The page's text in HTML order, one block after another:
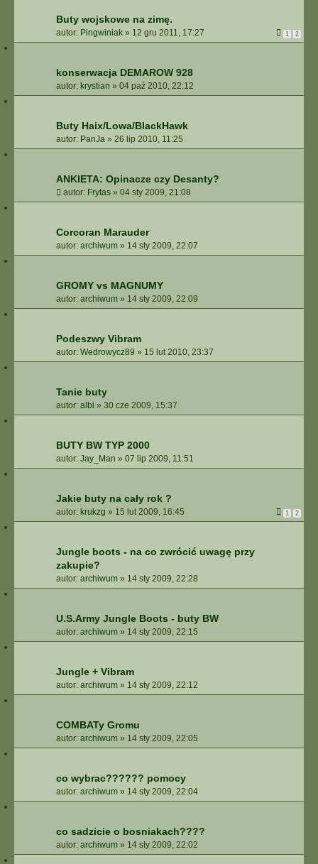
Buty wojskowe na zimę.
autor: Pingwiniak » 12 gru 2011, 17:27 1 2
konserwacja DEMAROW 928
autor: krystian » 04 paź 2010, 22:12
Buty Haix/Lowa/BlackHawk
autor: PanJa » 26 lip 2010, 11:25
ANKIETA: Opinacze czy Desanty?
autor: Frytas » 04 sty 2009, 21:08
Corcoran Marauder
autor: archiwum » 14 sty 2009, 22:07
GROMY vs MAGNUMY
autor: archiwum » 14 sty 2009, 22:09
Podeszwy Vibram
autor: Wedrowycz89 » 15 lut 2010, 23:37
Tanie buty
autor: albi » 30 cze 2009, 15:37
BUTY BW TYP 2000
autor: Jay_Man » 07 lip 2009, 11:51
Jakie buty na cały rok ?
autor: krukzg » 15 lut 2009, 16:45 1 2
Jungle boots - na co zwrócić uwagę przy
zakupie?
autor: archiwum » 14 sty 2009, 22:28
U.S.Army Jungle Boots - buty BW
autor: archiwum » 14 sty 2009, 22:15
Jungle + Vibram
autor: archiwum » 14 sty 2009, 22:12
COMBATy Gromu
autor: archiwum » 14 sty 2009, 22:05
co wybrac?????? pomocy
autor: archiwum » 14 sty 2009, 22:04
co sadzicie o bosniakach????
autor: archiwum » 14 sty 2009, 22:02